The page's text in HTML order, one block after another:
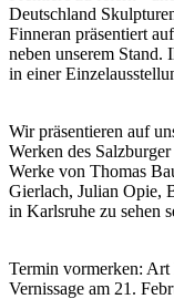
Deutschland
Finneran präsentiert
neben unserem Stand.
in einer
Wir präsentieren auf
Werken des
Werke von Thomas
Gierlach, Julian Opie,
in Karlsruhe zu sehen
Termin vormerken: Art
Vernissage am 21.